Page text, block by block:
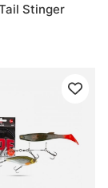
Stinger